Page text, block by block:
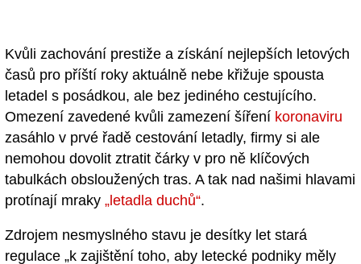
Kvůli zachování prestiže a získání nejlepších letových
časů pro příští roky aktuálně nebe křižuje spousta
letadel s posádkou, ale bez jediného cestujícího.
Omezení zavedené kvůli zamezení šíření koronaviru
zasáhlo v prvé řadě cestování letadly, firmy si ale
nemohou dovolit ztratit čárky v pro ně klíčových
tabulkách obsloužených tras. A tak nad našimi hlavami
protínají mraky „letadla duchů“.
Zdrojem nesmyslného stavu je desítky let stará
regulace „k zajištění toho, aby letecké podniky měly